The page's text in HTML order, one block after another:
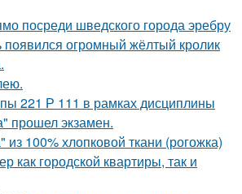
посреди шведского города эребру
появился огромный жёлтый кролик
221 Р 111 в рамках дисциплины
прошел экзамен.
из 100% хлопковой ткани (рогожка)
как городской квартиры, так и